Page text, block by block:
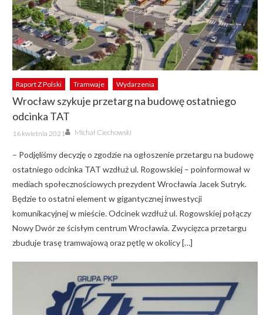
Raport Z Polski Tramwaje Wydarzenia
Wrocław szykuje przetarg na budowę ostatniego
odcinka TAT
Posted
on
16 kwietnia 2021 Author
Michał Ciechowski
– Podjęliśmy decyzję o zgodzie na ogłoszenie przetargu na budowę
ostatniego odcinka TAT wzdłuż ul. Rogowskiej – poinformował w
mediach społecznościowych prezydent Wrocławia Jacek Sutryk.
Będzie to ostatni element w gigantycznej inwestycji
komunikacyjnej w mieście. Odcinek wzdłuż ul. Rogowskiej połączy
Nowy Dwór ze ścisłym centrum Wrocławia. Zwycięzca przetargu
zbuduje trasę tramwajową oraz pętlę w okolicy […]